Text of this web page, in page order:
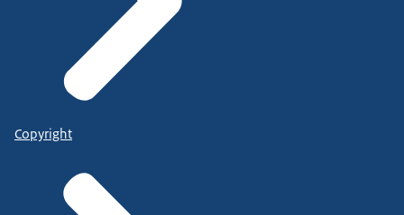
Copyright